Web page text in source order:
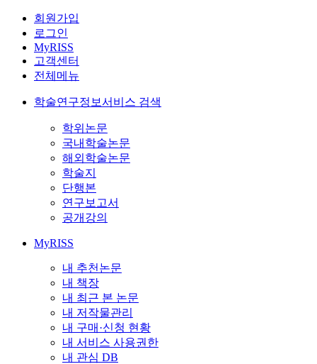
회원가입
로그인
MyRISS
고객센터
전체메뉴
학술연구정보서비스 검색
학위논문
국내학술논문
해외학술논문
학술지
단행본
연구보고서
공개강의
MyRISS
내 추천논문
내 책장
내 최근 본 논문
내 저작물관리
내 구매·신청 현황
내 서비스 사용권한
내 관심 DB